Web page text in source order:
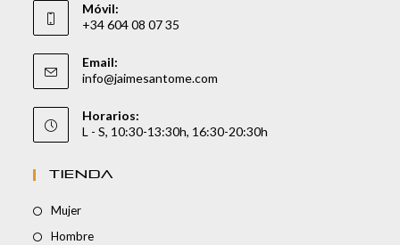
Móvil:
+34 604 08 07 35
Email:
info@jaimesantome.com
Horarios:
L - S, 10:30-13:30h, 16:30-20:30h
TIENDA
Mujer
Hombre